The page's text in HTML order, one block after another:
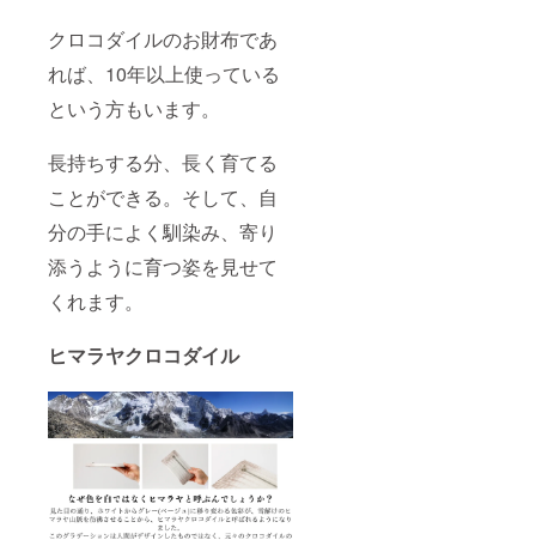
クロコダイルのお財布であ
れば、10年以上使っている
という方もいます。
長持ちする分、長く育てる
ことができる。そして、自
分の手によく馴染み、寄り
添うように育つ姿を見せて
くれます。
ヒマラヤクロコダイル